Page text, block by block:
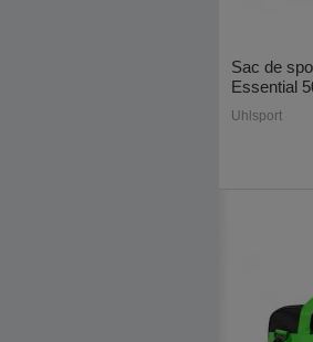
Sac de
Essential
Uhlsport